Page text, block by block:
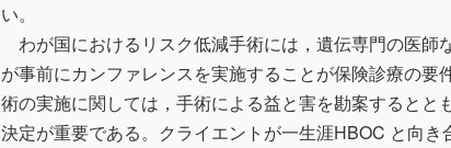
い。
わが国におけるリスク低減手術には，遺伝専門の医師
が事前にカンファレンスを実施することが保険診療の
術の実施に関しては，手術による益と害を勘案するとと
決定が重要である。クライエントが一生涯HBOC と向